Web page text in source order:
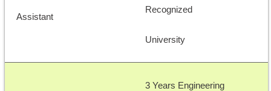
Assistant
Recognized
University
3 Years Engineering